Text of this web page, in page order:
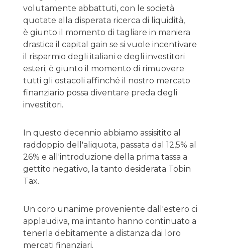
volutamente abbattuti, con le società
quotate alla disperata ricerca di liquidità,
è giunto il momento di tagliare in maniera
drastica il capital gain se si vuole incentivare
il risparmio degli italiani e degli investitori
esteri; è giunto il momento di rimuovere
tutti gli ostacoli affinché il nostro mercato
finanziario possa diventare preda degli
investitori.
In questo decennio abbiamo assisitito al
raddoppio dell'aliquota, passata dal 12,5% al
26% e all'introduzione della prima tassa a
gettito negativo, la tanto desiderata Tobin
Tax.
Un coro unanime proveniente dall'estero ci
applaudiva, ma intanto hanno continuato a
tenerla debitamente a distanza dai loro
mercati finanziari.